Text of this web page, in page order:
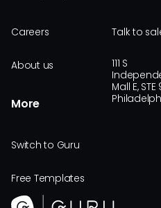
Careers
About us
More
Switch to Guru
Free Templates
Talk to
111 S
Mall E,